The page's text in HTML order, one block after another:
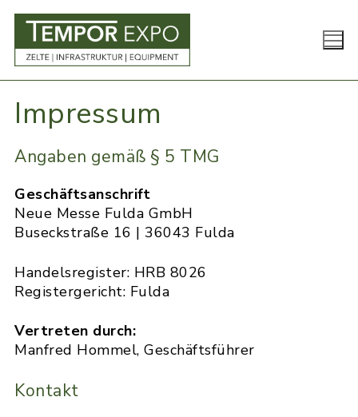
Zum
Inhalt
springen
Impressum
Angaben gemäß § 5 TMG
Geschäftsanschrift
Neue Messe Fulda GmbH
Buseckstraße 16 | 36043 Fulda
Handelsregister: HRB 8026
Registergericht: Fulda
Vertreten durch:
Manfred Hommel, Geschäftsführer
Kontakt